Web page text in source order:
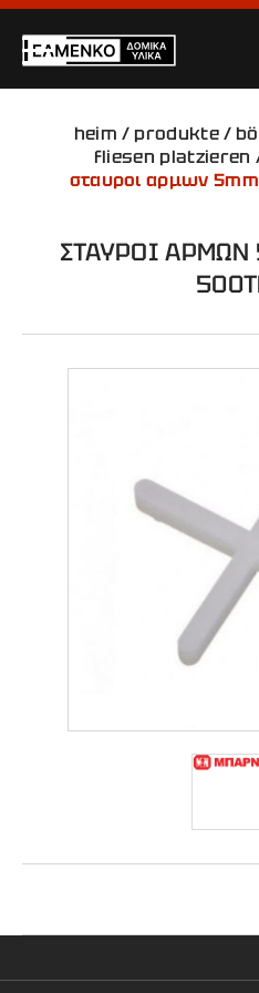
heim / produkte/
fliesen platzieren
σταυροι αρμων
ΣΤΑΥΡΟΙ ΑΡΜΩΝ